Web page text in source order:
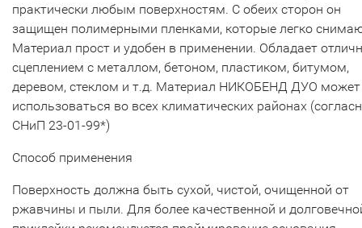
практически любым поверхностям. С обеих сторон он
защищен полимерными пленками, которые легко
Материал прост и удобен в применении. Обладает
сцеплением с металлом, бетоном, пластиком, битумом,
деревом, стеклом и т.д. Материал НИКОБЕНД ДУО может
использоваться во всех климатических районах
СНиП 23-01-99*)
Способ применения
Поверхность должна быть сухой, чистой, очищенной от
ржавчины и пыли. Для более качественной и